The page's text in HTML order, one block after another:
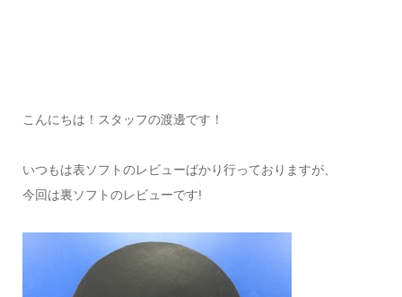
こんにちは！スタッフの渡邊です！
いつもは表ソフトのレビューばかり行っておりますが、
今回は裏ソフトのレビューです!